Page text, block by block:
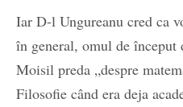
Iar D-l Ungureanu cred ca
în general, omul de început
Moisil preda „despre
Filosofie când era deja